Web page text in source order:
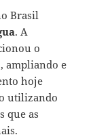
Brasil
. A
o
ampliando e
hoje
utilizando
que as